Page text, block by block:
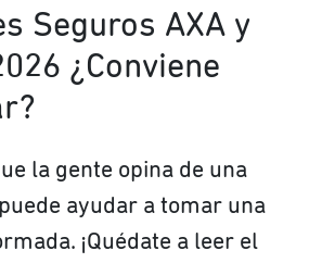
Seguros AXA y
¿Conviene
la gente opina de una
ayudar a tomar una
¡Quédate a leer el